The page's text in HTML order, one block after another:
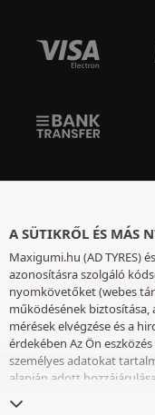
A SÜTIKRŐL ÉS MÁS
Maxigumi.hu (AD TYRES)
azonosításra szolgáló
nyomkövetőket (webes
működésének
mérések elvégzése és a
érdekében Az Ön
személyes adatokat
alapján adott